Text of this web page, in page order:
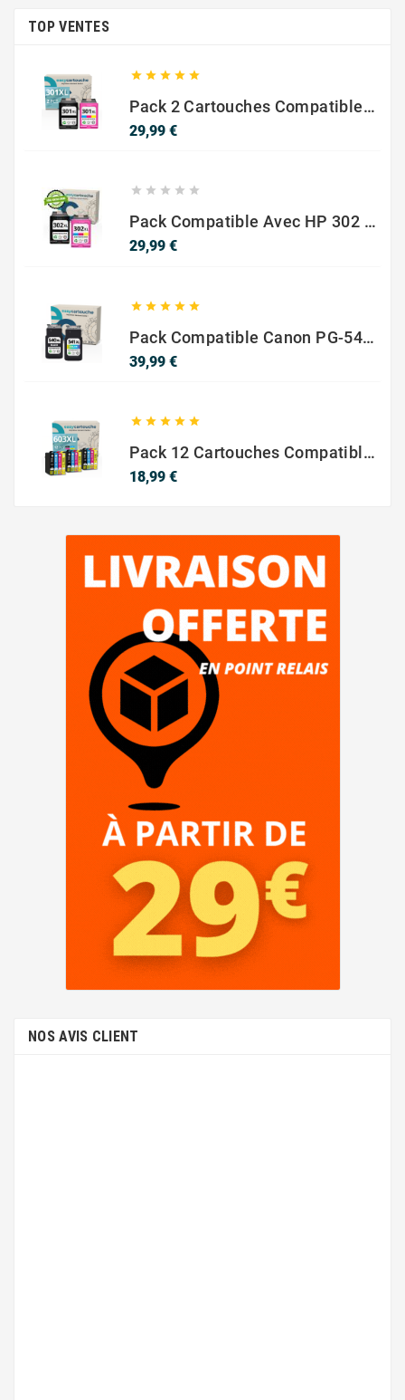
TOP VENTES
    
Pack 2 Cartouches Compatible Avec HP 301 XL Noir Et Couleur
29,99 €Prix
    
Pack Compatible Avec HP 302 XL Noir Et Couleur - SANS NIVEAU ENCRE
29,99 €Prix
    
Pack Compatible Canon PG-540 XL / CL-541 XL – Noir & Couleur – Haute Capacité
39,99 €Prix
    
Pack 12 Cartouches Compatible EPSON 603XL
18,99 €Prix
NOS AVIS CLIENT